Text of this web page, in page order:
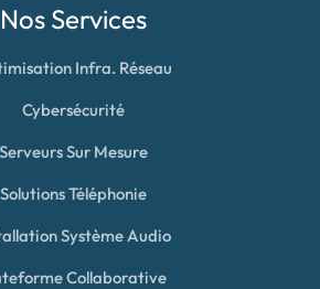
Nos Services
Infra. Réseau
Cybersécurité
Serveurs Sur Mesure
Solutions Téléphonie
Système Audio
Collaborative